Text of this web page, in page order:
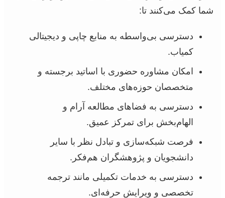
شما کمک می‌کنند تا:
دسترسی بی‌واسطه به منابع چاپی و دیجیتالی
کمیاب.
امکان مشاوره حضوری با اساتید برجسته و
متخصصان حوزه‌های مختلف.
دسترسی به فضاهای مطالعه آرام و
الهام‌بخش برای تمرکز عمیق.
فرصت شبکه‌سازی و تبادل نظر با سایر
دانشجویان و پژوهشگران هم‌فکر.
دسترسی به خدمات تکمیلی مانند ترجمه
تخصصی و ویرایش حرفه‌ای.